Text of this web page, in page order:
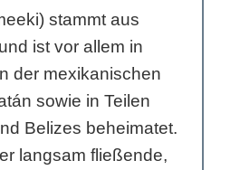
stammt aus
ist vor allem in
der mexikanischen
sowie in Teilen
Belizes beheimatet.
langsam fließende,